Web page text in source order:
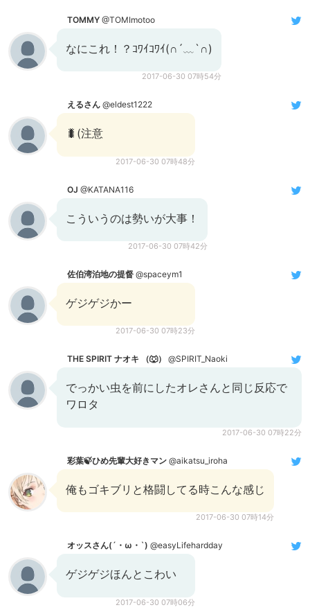
TOMMY @TOMImotoo
なにこれ！？ｺﾜｲｺﾜｲ(∩´﹏`∩)
2017-06-30 07時54分
えるさん @eldest1222
🐛(注意
2017-06-30 07時48分
OJ @KATANA116
こういうのは勢いが大事！
2017-06-30 07時42分
佐伯湾泊地の提督 @spaceym1
ゲジゲジかー
2017-06-30 07時23分
THE SPIRIT ナオキ （🐺） @SPIRIT_Naoki
でっかい虫を前にしたオレさんと同じ反応で
ワロタ
2017-06-30 07時22分
彩葉🍃ひめ先輩大好きマン @aikatsu_iroha
俺もゴキブリと格闘してる時こんな感じ
2017-06-30 07時14分
オッスさん(´・ω・`) @easyLifehardday
ゲジゲジほんとこわい
2017-06-30 07時06分